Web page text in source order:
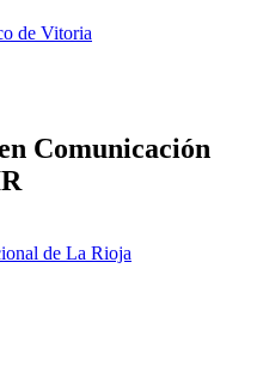
de Vitoria
Comunicación
de La Rioja